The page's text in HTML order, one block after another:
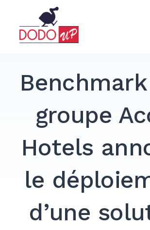
contentDodo Up
groupe
Hotels
le
d’une